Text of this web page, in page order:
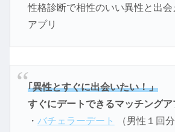
性格診断で相性のいい異性と出
アプリ
｢異性とすぐに出会いたい！」
すぐにデートできるマッチングア
・ バチェラーデート
（男性１回